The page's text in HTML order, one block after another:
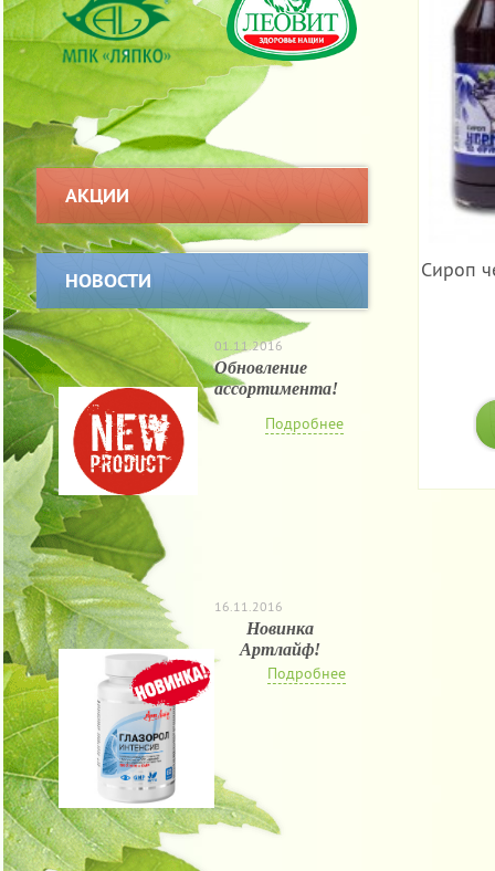
АКЦИИ
НОВОСТИ
01.11.2016
Обновление
ассортимента!
Подробнее
16.11.2016
Новинка
Артлайф!
Подробнее
Сироп